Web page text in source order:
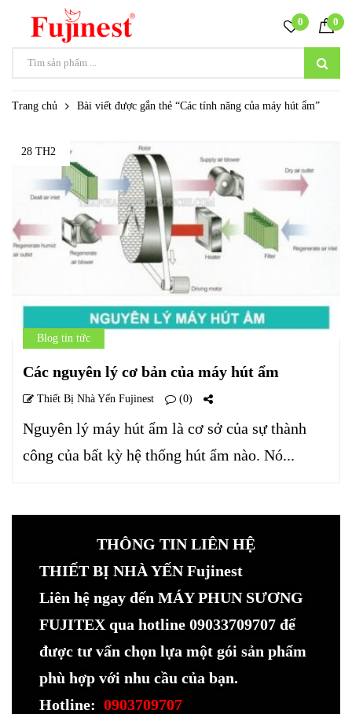
0 0
Trang chủ Bài viết được gắn thẻ “Các tính năng của máy hút ẩm”
28 TH2
Blog tin tức
Các nguyên lý cơ bản của máy hút ẩm
Thiết Bị Nhà Yến Fujinest (0)
Nguyên lý máy hút ẩm là cơ sở của sự thành
công của bất kỳ hệ thống hút ẩm nào. Nó...
THÔNG TIN LIÊN HỆ
THIẾT BỊ NHÀ YẾN Fujinest
Liên hệ ngay đến MÁY PHUN SƯƠNG
FUJITEX qua hotline 09033709707 để
được tư vấn chọn lựa một gói sản phẩm
phù hợp với nhu cầu của bạn.
Hotline: 0903709707